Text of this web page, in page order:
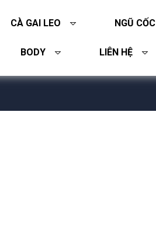
CÀ GAI LEO NGŨ CỐC
BODY LIÊN HỆ